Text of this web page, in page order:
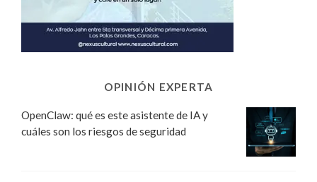
OPINIÓN EXPERTA
OpenClaw: qué es este asistente de IA y
cuáles son los riesgos de seguridad